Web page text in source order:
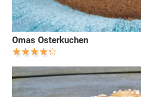
Omas Osterkuchen